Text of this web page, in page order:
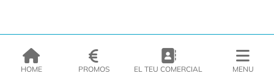
HOME PROMOS EL TEU COMERCIAL MENU